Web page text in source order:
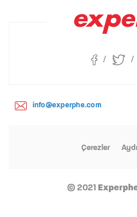
info@experphe.com
© 2021
Çerezler